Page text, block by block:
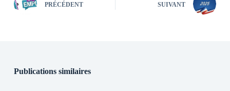
PRÉCÉDENT SUIVANT
Publications similaires